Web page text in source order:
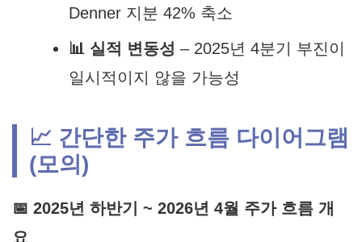
Denner 지분 42% 축소
📊 실적 변동성 – 2025년 4분기 부진이
일시적이지 않을 가능성
📈 간단한 주가 흐름 다이어그램
(모의)
📅 2025년 하반기 ~ 2026년 4월 주가 흐름 개
요